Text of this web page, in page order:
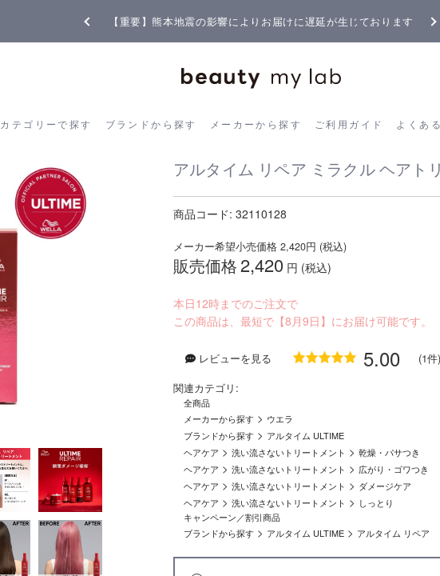
【重要】熊本地震の影響によりお届けに遅延が生じております
カテゴリーで探す ブランドから探す メーカーから探す ご利用ガイド よくあ
カテゴリーから探す ブランドから探す メーカーから探す ご利用ガイド よ
アルタイム リペア ミラクル ヘアト
商品コード: 32110128
メーカー希望小売価格 2,420円 (税込)
販売価格2,420 円 (税込)
本日12時までのご注文で
この商品は、最短で【8月9日】にお届け可能です。
レビューを見る 5.00
(1件)
関連カテゴリ:
全商品
メーカーから探す > ウエラ
ブランドから探す > アルタイム ULTIME
ヘアケア >洗い流さないトリートメント >乾燥・パサつき
ヘアケア >洗い流さないトリートメント > 広がり・ゴワつき
ヘアケア >洗い流さないトリートメント > ダメージケア
ヘアケア >洗い流さないトリートメント > しっとり
キャンペーン／割引商品
ブランドから探す > アルタイム ULTIME > アルタイム リペア